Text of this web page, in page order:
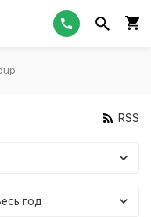
RSS
год